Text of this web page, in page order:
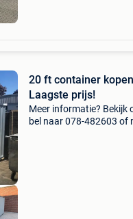
20 ft container
Laagste prijs!
Meer informatie? Bekijk
bel naar 078-482603 of